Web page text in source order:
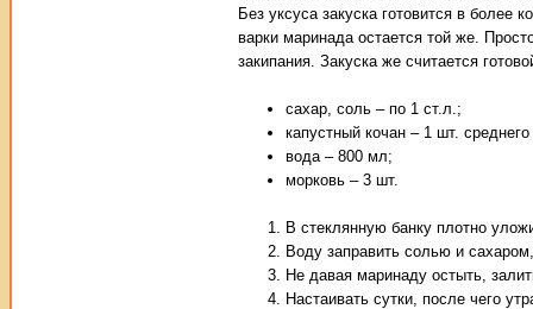
Без уксуса закуска готовится в более
варки маринада остается той же.
закипания. Закуска же считается
сахар, соль – по 1 ст.л.;
капустный кочан – 1 шт.
вода – 800 мл;
морковь – 3 шт.
В стеклянную банку плотно
Воду заправить солью и
Не давая маринаду остыть,
Настаивать сутки, после чего